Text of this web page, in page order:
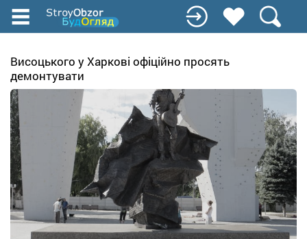
Перейти
до
вмісту
Висоцького у Харкові офіційно просять
демонтувати